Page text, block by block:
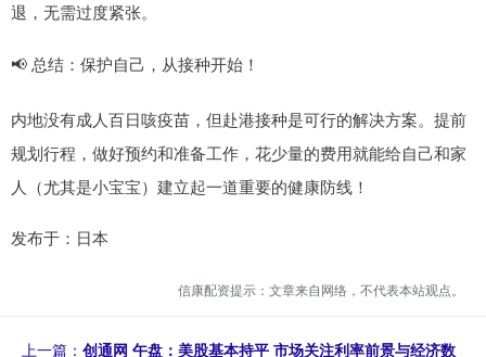
退，无需过度紧张。
📢 总结：保护自己，从接种开始！
内地没有成人百日咳疫苗，但赴港接种是可行的解决方案。提前
规划行程，做好预约和准备工作，花少量的费用就能给自己和家
人（尤其是小宝宝）建立起一道重要的健康防线！
发布于：日本
信康配资提示：文章来自网络，不代表本站观点。
上一篇： 创通网 午盘：美股基本持平 市场关注利率前景与经济数